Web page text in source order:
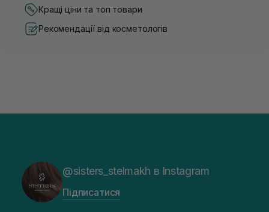
Кращі ціни та топ товари
Рекомендації від косметологів
@sisters_stelmakh в Instagram
Підписатися